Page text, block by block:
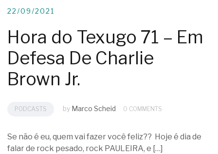
22/09/2021
Hora do Texugo 71 – Em
Defesa De Charlie
Brown Jr.
PODCASTS by Marco Scheid 0 COMMENTS
Se não é eu, quem vai fazer você feliz?? Hoje é dia de
falar de rock pesado, rock PAULEIRA, e […]